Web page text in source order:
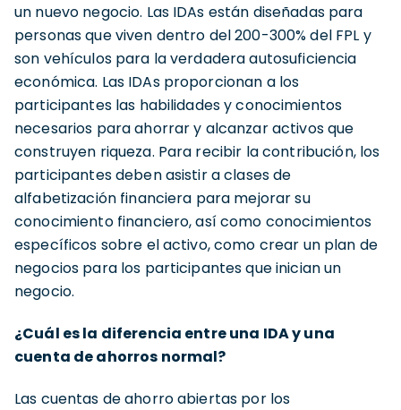
un nuevo negocio. Las IDAs están diseñadas para
personas que viven dentro del 200-300% del FPL y
son vehículos para la verdadera autosuficiencia
económica. Las IDAs proporcionan a los
participantes las habilidades y conocimientos
necesarios para ahorrar y alcanzar activos que
construyen riqueza. Para recibir la contribución, los
participantes deben asistir a clases de
alfabetización financiera para mejorar su
conocimiento financiero, así como conocimientos
específicos sobre el activo, como crear un plan de
negocios para los participantes que inician un
negocio.
¿Cuál es la diferencia entre una IDA y una
cuenta de ahorros normal?
Las cuentas de ahorro abiertas por los